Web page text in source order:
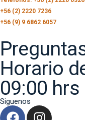
+56 (2) 2220 7236
+56 (9) 9 6862 6057
Horario
09:00
Siguenos